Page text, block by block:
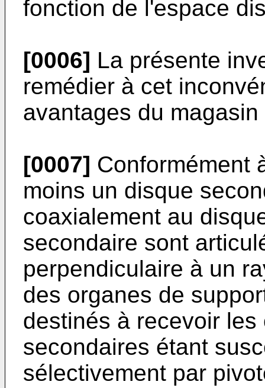
fonction de l'espace
[0006] La présente
remédier à cet
avantages du
[0007] Conformément
moins un disque
coaxialement au
secondaire sont
perpendiculaire à un
des organes de
destinés à recevoir
secondaires étant
sélectivement par